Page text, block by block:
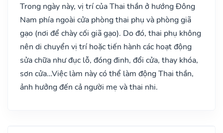
Trong ngày này, vị trí của Thai thần ở hướng Đông
Nam phía ngoài cửa phòng thai phụ và phòng giã
gạo (nơi để chày cối giã gạo). Do đó, thai phụ không
nên di chuyển vị trí hoặc tiến hành các hoạt động
sửa chữa như đục lỗ, đóng đinh, đổi cửa, thay khóa,
sơn cửa…Việc làm này có thể làm động Thai thần,
ảnh hưởng đến cả người mẹ và thai nhi.